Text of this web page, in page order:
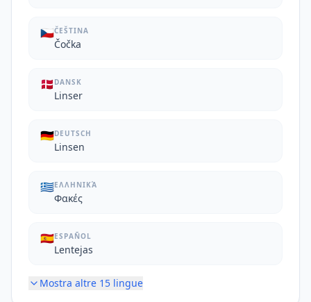
🇨🇿ČEŠTINA
Čočka
🇩🇰 DANSK
Linser
🇩🇪DEUTSCH
Linsen
🇬🇷ΕΛΛΗΝΙΚΆ
Φακές
🇪🇸ESPAÑOL
Lentejas
Mostra altre 15 lingue